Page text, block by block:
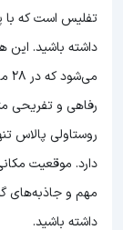
تفلیس است که با
داشته باشید.
رفاهی و تفریحی
روستاولی پالاس
دارد. موقعیت
مهم و جاذبه‌های
داشته باشید.